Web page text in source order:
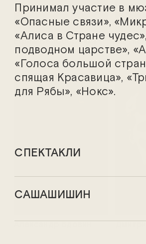
Александр Вдовин
Ефим Белосорочка
Принимал участие в
«Опасные связи»,
«Алиса в Стране
подводном царстве»,
«Голоса большой
спящая Красавица»,
для Рябы», «Нокс».
СПЕКТАКЛИ
САШАШИШИН